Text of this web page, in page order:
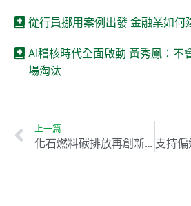
從行員挪用案例出發 金融業如何
AI稽核時代全面啟動 黃秀鳳：不
場淘汰
上一篇
化石燃料碳排放再創新高 全球暖化目標面臨嚴峻挑戰